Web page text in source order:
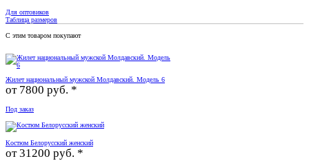
Для оптовиков
Таблица размеров
С этим товаром покупают
Жилет национальный мужской Молдавский. Модель 6
от 7800 руб. *
Под заказ
Костюм Белорусский женский
от31200 руб. *